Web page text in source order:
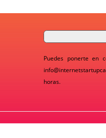
Puedes ponerte en
horas.